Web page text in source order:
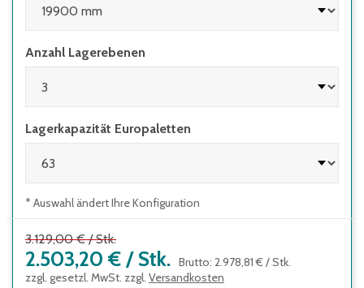
Anzahl Lagerebenen
Lagerkapazität Europaletten
* Auswahl ändert Ihre Konfiguration
3.129,00 € /Stk.
2.503,20 € / Stk. Brutto: 2.978,81 € /Stk.
zzgl. gesetzl. MwSt. zzgl. Versandkosten